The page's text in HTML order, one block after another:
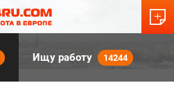
Ищу работу 14244